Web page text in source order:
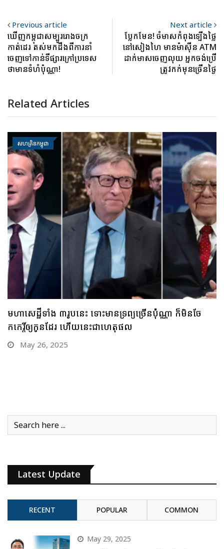
Previous article
ឃើញកម្ពុជាសម្បូររោងចក្រ
កាត់ដេរ តស់មកដឹងពីការនាំ
ចេញទៅកាន់ទីផ្សារក្រៅប្រទេស
ថាមានទំហំប៉ុណ្ណា!
Next article
ប្លែកមែន! ចំមាសកំពុងឡើងថ្លៃ
នៅសៀងហៃ មានម៉ាស៊ីន ATM
ដាក់មាសចេញលុយ អ្នកចង់ប្រើ
ត្រូវកក់មុនច្រើនថ្ងៃ
Related Articles
សហគ្រិនកម្ពុជា
ជឿទេ? ចាយពេលតែមួយថ្ងៃ មនុស្សតែ ១០នាក់ប៉ុណ្ណោះ អាច
រកលុយបានលើស ១ពាន់លានដុល្លារ
May 22, 2025
Latest Update
RECENT POPULAR COMMON
May 29, 2025